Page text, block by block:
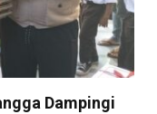
Dampingi